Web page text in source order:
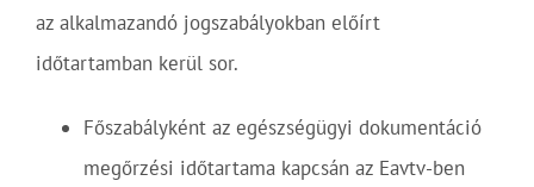
az alkalmazandó jogszabályokban előírt
időtartamban kerül sor.
Főszabályként az egészségügyi dokumentáció
megőrzési időtartama kapcsán az Eavtv-ben